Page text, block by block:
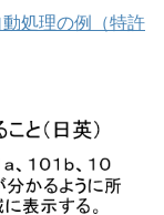
動処理の例（特許